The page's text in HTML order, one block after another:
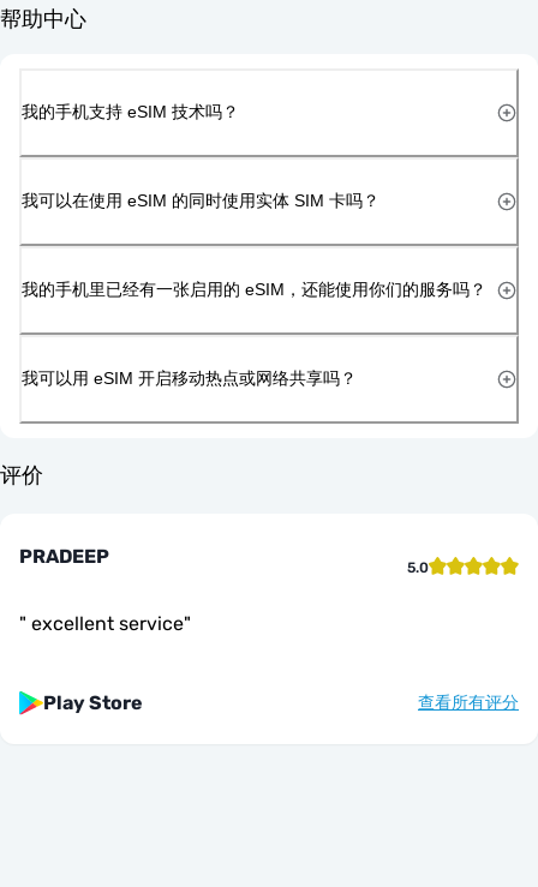
帮助中心
我的手机支持 eSIM 技术吗？
我可以在使用 eSIM 的同时使用实体 SIM 卡吗？
我的手机里已经有一张启用的 eSIM，还能使用你们的服务吗？
我可以用 eSIM 开启移动热点或网络共享吗？
评价
PRADEEP 5.0
" excellent service"
Play Store 查看所有评分